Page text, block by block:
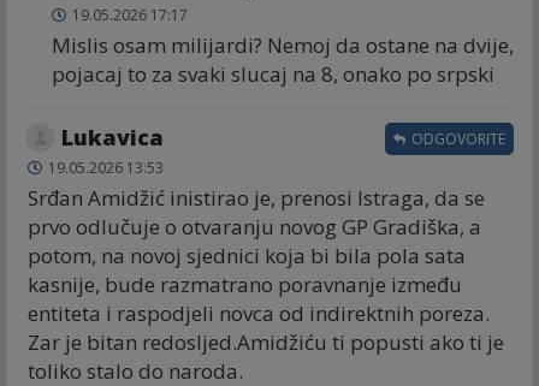
19.05.2026 17:17
Mislis osam milijardi? Nemoj da ostane na dvije,
pojacaj to za svaki slucaj na 8, onako po srpski
Lukavica
19.05.2026 13:53
Srđan Amidžić inistirao je, prenosi Istraga, da se
prvo odlučuje o otvaranju novog GP Gradiška, a
potom, na novoj sjednici koja bi bila pola sata
kasnije, bude razmatrano poravnanje između
entiteta i raspodjeli novca od indirektnih poreza.
Zar je bitan redosljed.Amidžiću ti popusti ako ti je
toliko stalo do naroda.
ODGOVORITE